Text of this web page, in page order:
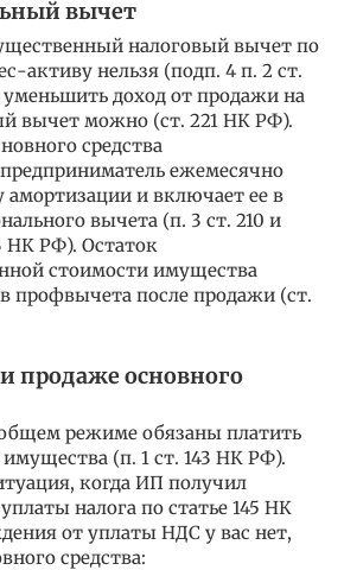
вычет
налоговый вычет по
активу нельзя (подп. 4 п. 2 ст.
доход от продажи на
вычет можно (ст. 221 НК РФ).
средства
ежемесячно
амортизации и включает ее в
вычета (п. 3 ст. 210 и
НК РФ). Остаток
стоимости имущества
профвычета после продажи (ст.
продаже основного
режиме обязаны платить
(п. 1 ст. 143 НК РФ).
когда ИП получил
налога по статье 145 НК
от уплаты НДС у вас нет,
средства: